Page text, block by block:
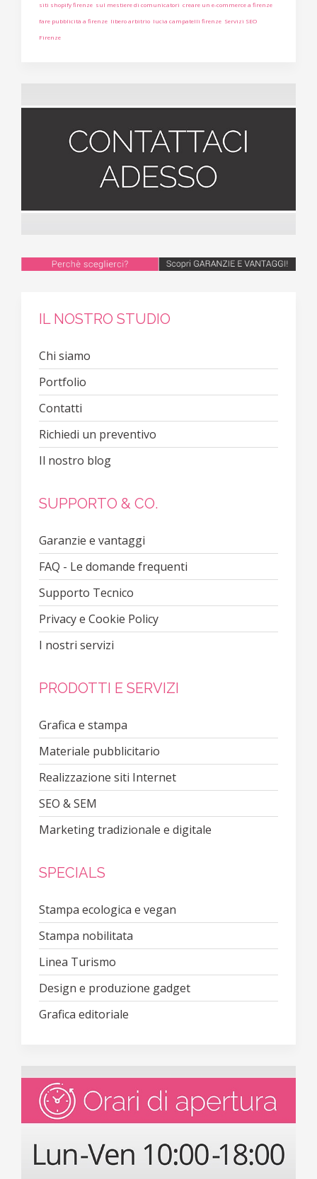
siti shopify firenze sul mestiere di comunicatori creare un e-commerce a firenze
fare pubblicità a firenze libero arbitrio lucia campatelli firenze Servizi SEO
Firenze
IL NOSTRO STUDIO
Chi siamo
Portfolio
Contatti
Richiedi un preventivo
Il nostro blog
SUPPORTO & CO.
Garanzie e vantaggi
FAQ - Le domande frequenti
Supporto Tecnico
Privacy e Cookie Policy
I nostri servizi
PRODOTTI E SERVIZI
Grafica e stampa
Materiale pubblicitario
Realizzazione siti Internet
SEO & SEM
Marketing tradizionale e digitale
SPECIALS
Stampa ecologica e vegan
Stampa nobilitata
Linea Turismo
Design e produzione gadget
Grafica editoriale